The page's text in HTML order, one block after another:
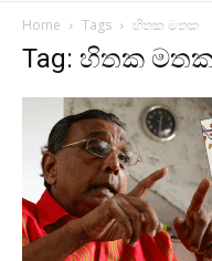
Home Tags හිතක මතක
Tag: හිතක